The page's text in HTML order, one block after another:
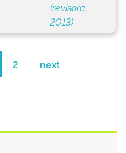
(revisora,
2013)
2 next